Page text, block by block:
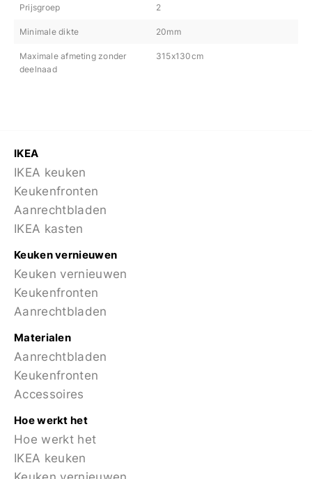
Prijsgroep 2
Minimale dikte 20mm
Maximale afmeting zonder
deelnaad
315x130cm
IKEA
IKEA keuken
Keukenfronten
Aanrechtbladen
IKEA kasten
Keuken vernieuwen
Keuken vernieuwen
Keukenfronten
Aanrechtbladen
Materialen
Aanrechtbladen
Keukenfronten
Accessoires
Hoe werkt het
Hoe werkt het
IKEA keuken